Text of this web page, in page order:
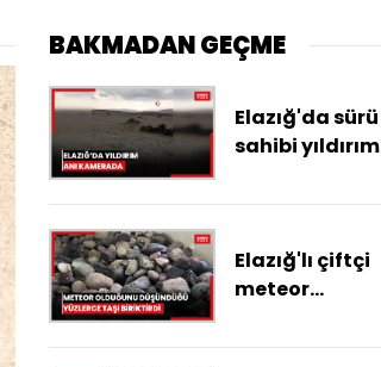
BAKMADAN GEÇME
Elazığ'da sürü
sahibi yıldırım
yaralanmıştı:
düşme anı
ortaya çıktı
Elazığ'lı çiftçi
meteor
düşündüğü